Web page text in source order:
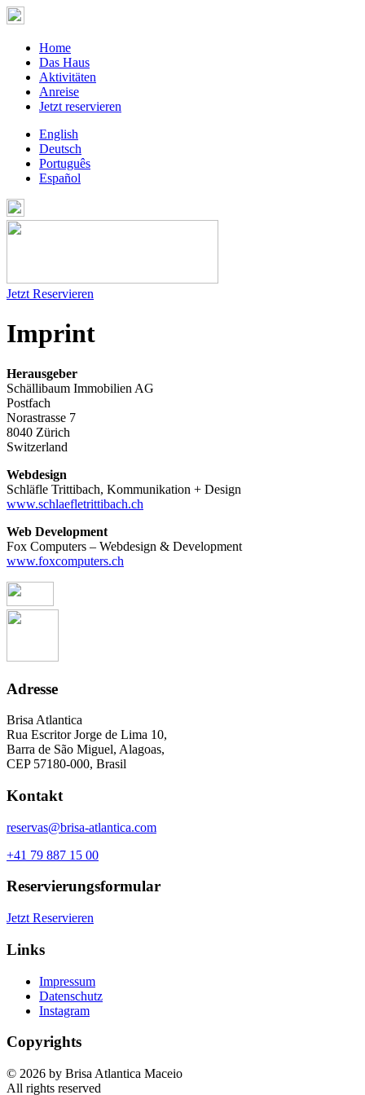
Home
Das Haus
Aktivitäten
Anreise
Jetzt reservieren
English
Deutsch
Português
Español
Jetzt Reservieren
Imprint
Herausgeber
Schällibaum Immobilien AG
Postfach
Norastrasse 7
8040 Zürich
Switzerland
Webdesign
Schläfle Trittibach, Kommunikation + Design
www.schlaefletrittibach.ch
Web Development
Fox Computers – Webdesign & Development
www.foxcomputers.ch
Adresse
Brisa Atlantica
Rua Escritor Jorge de Lima 10,
Barra de São Miguel, Alagoas,
CEP 57180-000, Brasil
Kontakt
reservas@brisa-atlantica.com
+41 79 887 15 00
Reservierungsformular
Jetzt Reservieren
Links
Impressum
Datenschutz
Instagram
Copyrights
© 2026 by Brisa Atlantica Maceio
All rights reserved